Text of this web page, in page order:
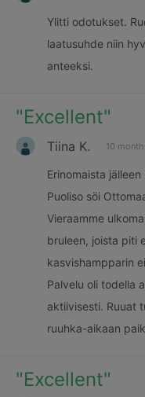
Ylitti odotukset.
laatusuhde niin
anteeksi.
"Excellent"
Tiina K. 10
Erinomaista
Puoliso söi
Vieraamme
bruleen, joista piti
kasvishampparin
Palvelu oli todella
aktiivisesti. Ruuat
ruuhka-aikaan
"Excellent"